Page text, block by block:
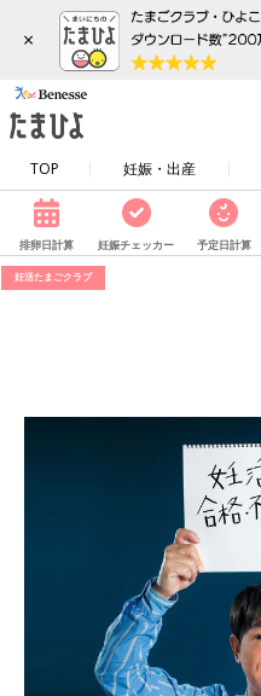
×
TOP 妊娠・出産
排卵日計算 妊娠チェッカー 予定日計算
妊活たまごクラブ